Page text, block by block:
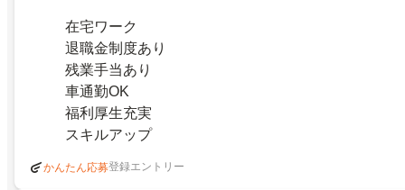
在宅ワーク
退職金制度あり
残業手当あり
車通勤OK
福利厚生充実
スキルアップ
かんたん応募登録エントリー